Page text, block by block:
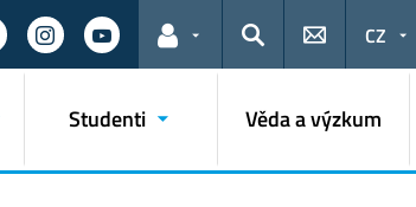
Odkazy pro uživatele
Hledat
CZ
Studenti Věda a výzkum